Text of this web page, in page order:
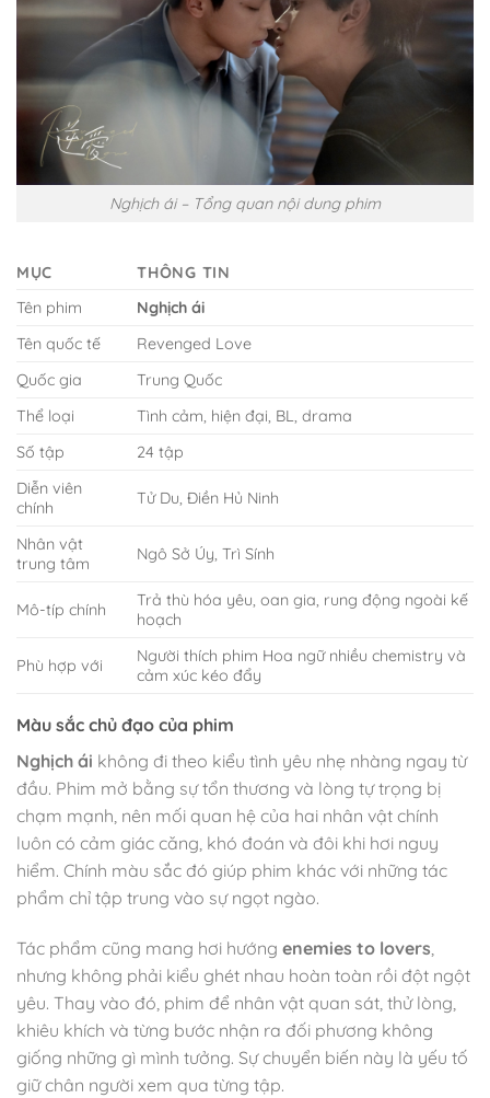
Nghịch ái – Tổng quan nội dung phim
MỤC
THÔNG TIN
Tên phim
Nghịch ái
Tên quốc tế
Revenged Love
Quốc gia
Trung Quốc
Thể loại
Tình cảm, hiện đại, BL, drama
Số tập
24 tập
Diễn viên
chính
Tử Du, Điền Hủ Ninh
Nhân vật
trung tâm
Ngô Sở Úy, Trì Sính
Mô-típ chính
Trả thù hóa yêu, oan gia, rung động ngoài kế
hoạch
Phù hợp với
Người thích phim Hoa ngữ nhiều chemistry và
cảm xúc kéo đẩy
Màu sắc chủ đạo của phim
Nghịch ái không đi theo kiểu tình yêu nhẹ nhàng ngay từ
đầu. Phim mở bằng sự tổn thương và lòng tự trọng bị
chạm mạnh, nên mối quan hệ của hai nhân vật chính
luôn có cảm giác căng, khó đoán và đôi khi hơi nguy
hiểm. Chính màu sắc đó giúp phim khác với những tác
phẩm chỉ tập trung vào sự ngọt ngào.
Tác phẩm cũng mang hơi hướng enemies to lovers,
nhưng không phải kiểu ghét nhau hoàn toàn rồi đột ngột
yêu. Thay vào đó, phim để nhân vật quan sát, thử lòng,
khiêu khích và từng bước nhận ra đối phương không
giống những gì mình tưởng. Sự chuyển biến này là yếu tố
giữ chân người xem qua từng tập.